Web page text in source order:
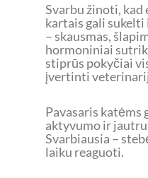
Svarbu žinoti, kad
kartais gali
– skausmas,
hormoniniai
stiprūs pokyčiai
įvertinti
Pavasaris katėms
aktyvumo ir
Svarbiausia –
laiku reaguoti.